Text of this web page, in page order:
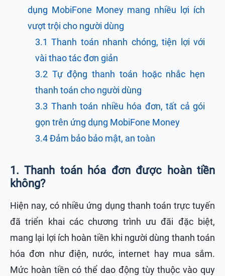
dụng MobiFone Money mang nhiều lợi ích
vượt trội cho người dùng
3.1 Thanh toán nhanh chóng, tiện lợi với
vài thao tác đơn giản
3.2 Tự động thanh toán hoặc nhắc hẹn
thanh toán cho người dùng
3.3 Thanh toán nhiều hóa đơn, tất cả gói
gọn trên ứng dụng MobiFone Money
3.4 Đảm bảo bảo mật, an toàn
1. Thanh toán hóa đơn được hoàn tiền
không?
Hiện nay, có nhiều ứng dụng thanh toán trực tuyến
đã triển khai các chương trình ưu đãi đặc biệt,
mang lại lợi ích hoàn tiền khi người dùng thanh toán
hóa đơn như điện, nước, internet hay mua sắm.
Mức hoàn tiền có thể dao động tùy thuộc vào quy